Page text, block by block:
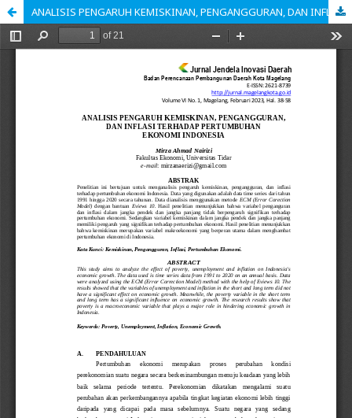
ANALISIS PENGARUH KEMISKINAN, PENGANGGURAN, DAN INFLASI TERHADAP PERTUMBUHAN EKONOMI INDONESIA